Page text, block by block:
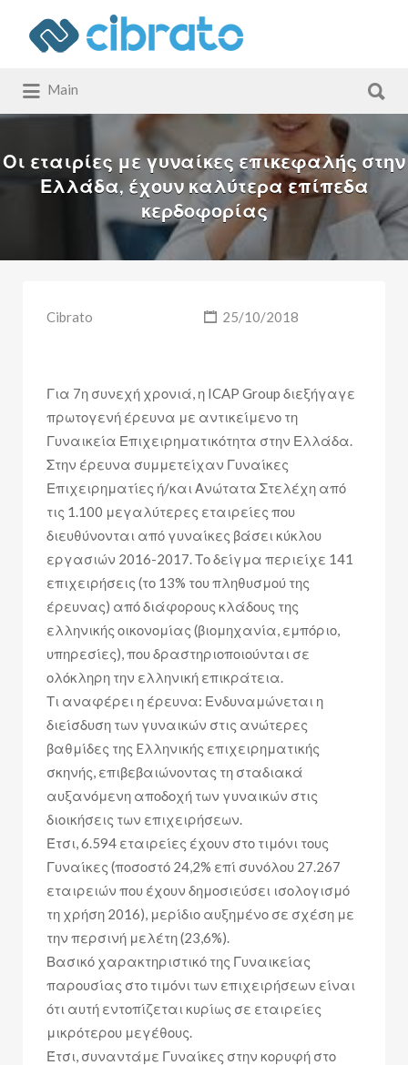
Αναζήτηση
για:
Main
για:
Οι εταιρίες με γυναίκες επικεφαλής στην
Ελλάδα, έχουν καλύτερα επίπεδα
κερδοφορίας
Cibrato 25/10/2018
Για 7η συνεχή χρονιά, η ICAP Group διεξήγαγε
πρωτογενή έρευνα με αντικείμενο τη
Γυναικεία Επιχειρηματικότητα στην Ελλάδα.
Στην έρευνα συμμετείχαν Γυναίκες
Επιχειρηματίες ή/και Ανώτατα Στελέχη από
τις 1.100 μεγαλύτερες εταιρείες που
διευθύνονται από γυναίκες βάσει κύκλου
εργασιών 2016-2017. Το δείγμα περιείχε 141
επιχειρήσεις (το 13% του πληθυσμού της
έρευνας) από διάφορους κλάδους της
ελληνικής οικονομίας (βιομηχανία, εμπόριο,
υπηρεσίες), που δραστηριοποιούνται σε
ολόκληρη την ελληνική επικράτεια.
Τι αναφέρει η έρευνα: Ενδυναμώνεται η
διείσδυση των γυναικών στις ανώτερες
βαθμίδες της Eλληνικής επιχειρηματικής
σκηνής, επιβεβαιώνοντας τη σταδιακά
αυξανόμενη αποδοχή των γυναικών στις
διοικήσεις των επιχειρήσεων.
Έτσι, 6.594 εταιρείες έχουν στο τιμόνι τους
Γυναίκες (ποσοστό 24,2% επί συνόλου 27.267
εταιρειών που έχουν δημοσιεύσει ισολογισμό
τη χρήση 2016), μερίδιο αυξημένο σε σχέση με
την περσινή μελέτη (23,6%).
Βασικό χαρακτηριστικό της Γυναικείας
παρουσίας στο τιμόνι των επιχειρήσεων είναι
ότι αυτή εντοπίζεται κυρίως σε εταιρείες
μικρότερου μεγέθους.
Έτσι, συναντάμε Γυναίκες στην κορυφή στο